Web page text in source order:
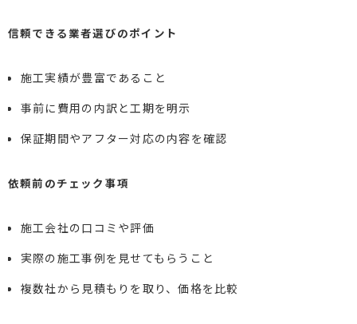
信頼できる業者選びのポイント
施工実績が豊富であること
事前に費用の内訳と工期を明示
保証期間やアフター対応の内容を確認
依頼前のチェック事項
施工会社の口コミや評価
実際の施工事例を見せてもらうこと
複数社から見積もりを取り、価格を比較